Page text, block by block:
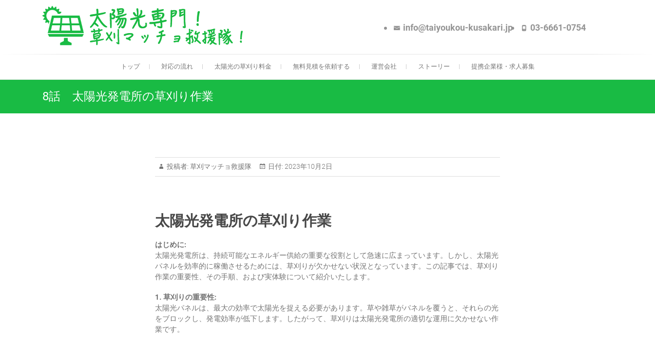
太陽光専門！草刈 マッチョ救援隊！
03-6661-0754
info@taiyoukou-kusakari.jp
トップ 対応の流れ 太陽光の草刈り料金 無料見積を依頼する 運営会社 ストーリー 提携企業様・求人募集
8話 太陽光発電所の草刈り作業
投稿者: 草刈マッチョ救援隊 日付: 2023年10月2日
太陽光発電所の草刈り作業
はじめに:
太陽光発電所は、持続可能なエネルギー供給の重要な役割として急速に広まっています。しかし、太陽光
パネルを効率的に稼働させるためには、草刈りが欠かせない状況となっています。この記事では、草刈り
作業の重要性、その手順、および実体験について紹介いたします。
1. 草刈りの重要性:
太陽光パネルは、最大の効率で太陽光を捉える必要があります。草や雑草がパネルを覆うと、それらの光
をブロックし、発電効率が低下します。したがって、草刈りは太陽光発電所の適切な運用に欠かせない作
業です。